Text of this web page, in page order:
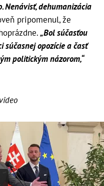
Nenávisť, dehumanizácia
pripomenul, že
„Bol súčasťou
opozície a časť
politickým názorom,“